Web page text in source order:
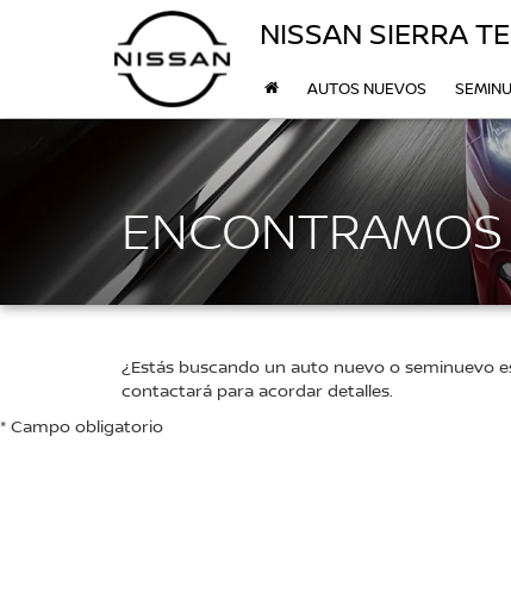
NISSAN SIERRA
AUTOS NUEVOS
¿Estás buscando un auto nuevo o seminuevo
contactará para acordar detalles.
* Campo obligatorio